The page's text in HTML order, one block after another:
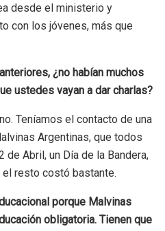
desde el ministerio y
con los jóvenes, más que
¿no habían muchos
ustedes vayan a dar charlas?
Teníamos el contacto de una
Argentinas, que todos
de Abril, un Día de la Bandera,
resto costó bastante.
porque Malvinas
obligatoria. Tienen que